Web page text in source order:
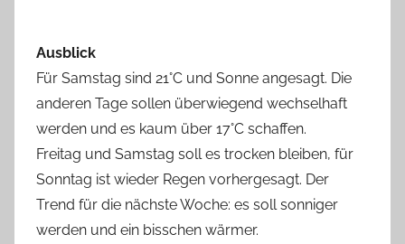
Ausblick
Für Samstag sind 21°C und Sonne angesagt. Die
anderen Tage sollen überwiegend wechselhaft
werden und es kaum über 17°C schaffen.
Freitag und Samstag soll es trocken bleiben, für
Sonntag ist wieder Regen vorhergesagt. Der
Trend für die nächste Woche: es soll sonniger
werden und ein bisschen wärmer.